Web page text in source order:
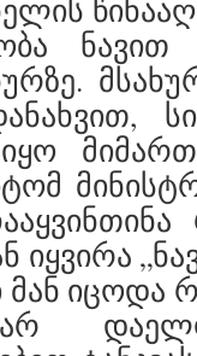
ნავით
მან
არ